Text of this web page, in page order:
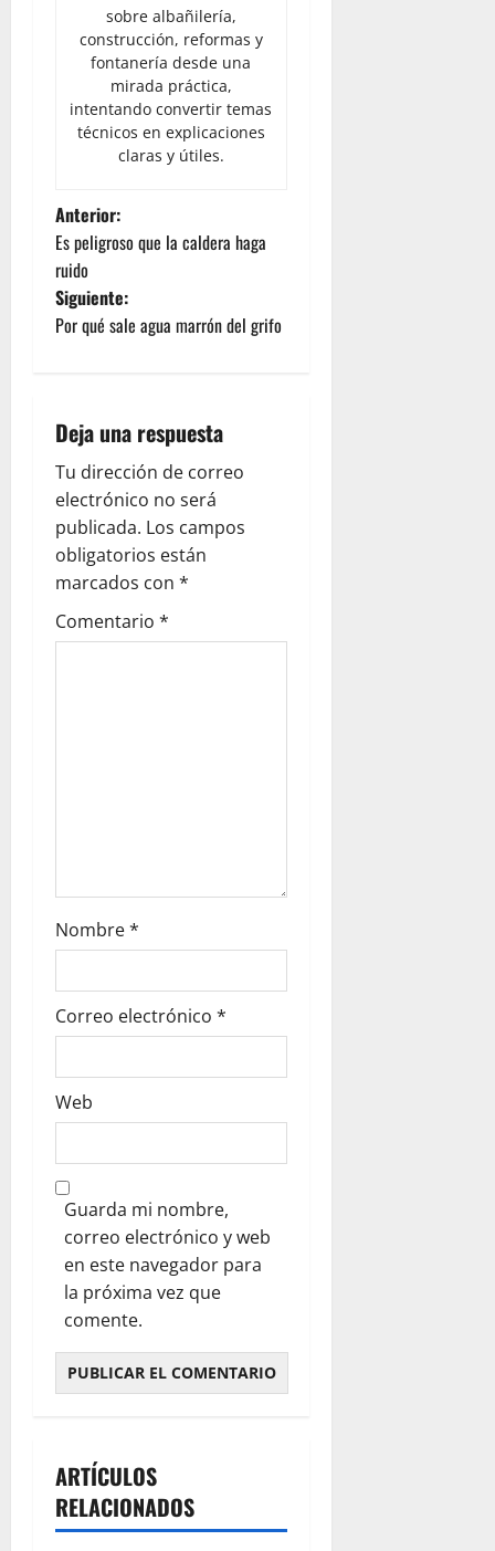
sobre albañilería,
construcción, reformas y
fontanería desde una
mirada práctica,
intentando convertir temas
técnicos en explicaciones
claras y útiles.
N
a
v
a
c
i
ó
n
r
a
d
s
Anterior:
Es peligroso que la caldera haga
ruido
Siguiente:
Por qué sale agua marrón del grifo
Deja una respuesta
Tu dirección de correo
electrónico no será
publicada. Los campos
obligatorios están
marcados con *
Comentario *
Nombre*
Correo electrónico *
Web
Guarda mi nombre,
correo electrónico y web
en este navegador para
la próxima vez que
comente.
ARTÍCULOS
RELACIONADOS